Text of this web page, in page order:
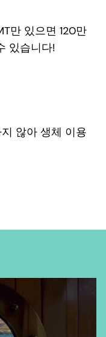
만 있으면 120만
있습니다!
않아 생체 이용